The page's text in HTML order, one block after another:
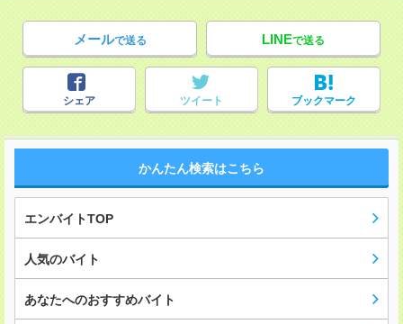
メールで送る LINEで送る
シェア ツイート ブックマーク
かんたん検索はこちら
エンバイトTOP
人気のバイト
あなたへのおすすめバイト